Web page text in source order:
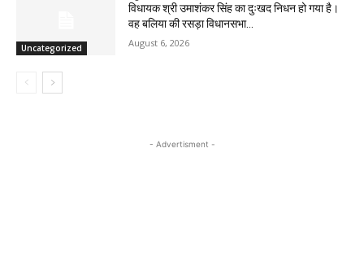
Uncategorized
विधायक श्री उमाशंकर सिंह का दुःखद निधन हो गया है।
वह बलिया की रसड़ा विधानसभा...
August 6, 2026
- Advertisment -